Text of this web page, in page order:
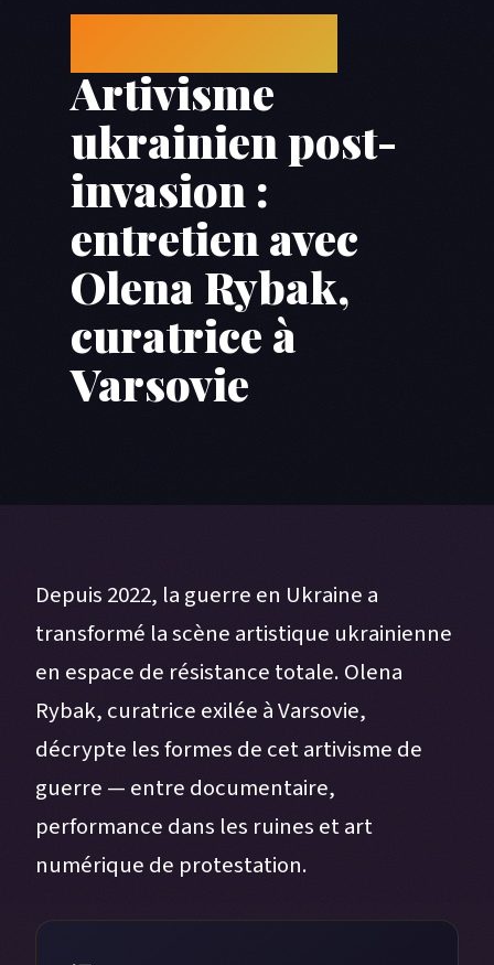
Artivisme
ukrainien post-
invasion :
entretien avec
Olena Rybak,
curatrice à
Varsovie
Depuis 2022, la guerre en Ukraine a
transformé la scène artistique ukrainienne
en espace de résistance totale. Olena
Rybak, curatrice exilée à Varsovie,
décrypte les formes de cet artivisme de
guerre — entre documentaire,
performance dans les ruines et art
numérique de protestation.